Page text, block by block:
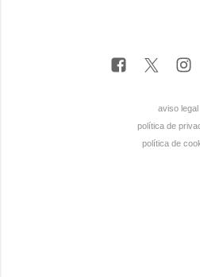
aviso legal
política de
política de